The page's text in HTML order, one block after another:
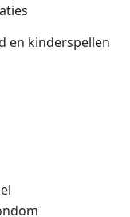
en kinderspellen